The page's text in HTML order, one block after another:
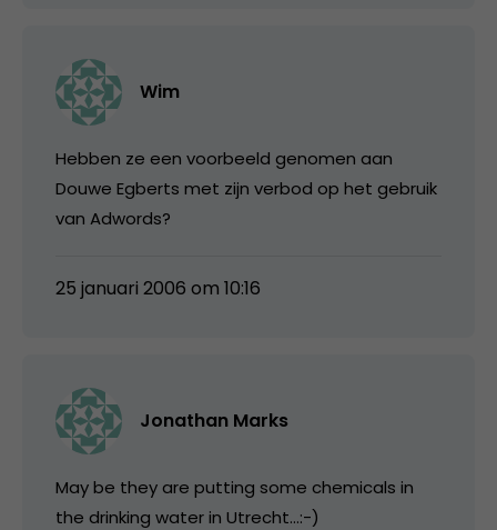
Wim
Hebben ze een voorbeeld genomen aan
Douwe Egberts met zijn verbod op het gebruik
van Adwords?
25 januari 2006 om 10:16
Jonathan Marks
May be they are putting some chemicals in
the drinking water in Utrecht…:-)